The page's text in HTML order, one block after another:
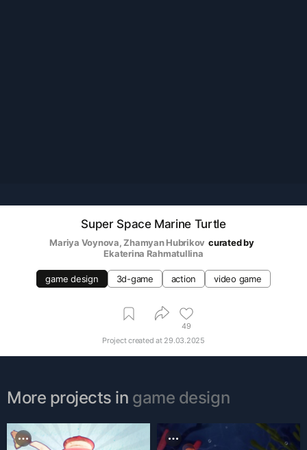
Super Space Marine Turtle
Mariya Voynova, Zhamyan Hubrikov curated by
Ekaterina Rahmatullina
game design 3d-game action video game
49
Project created at 29.03.2025
More projects in game design